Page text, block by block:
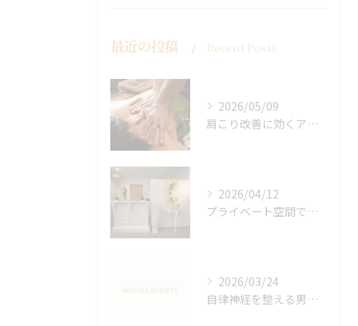
最近の投稿 Recent Posts
2026/05/09
肩こり改善に効くアロマリンパの手技と効果
2026/04/12
プライベート空間で極上アロマリンパケアの効果
2026/03/24
自律神経を整える男性オイルマッサージ